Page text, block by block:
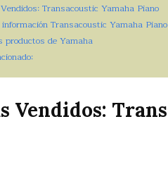
Transacoustic Yamaha Piano
Transacoustic Yamaha Piano
de Yamaha
Vendidos: